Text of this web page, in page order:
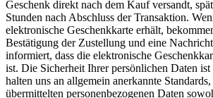
Geschenk direkt nach dem Kauf versandt,
Stunden nach Abschluss der Transaktion.
elektronische Geschenkkarte erhält,
Bestätigung der Zustellung und eine
informiert, dass die elektronische
ist. Die Sicherheit Ihrer persönlichen Daten
halten uns an allgemein anerkannte
übermittelten personenbezogenen Daten